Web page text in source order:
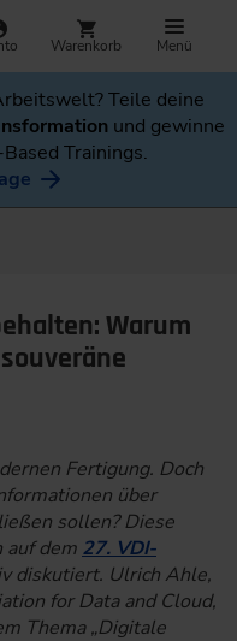
Warenkorb Menü
Teile deine
und gewinne
Trainings.
Warum
Fertigung. Doch
über
sollen? Diese
auf dem 27. VDI-
diskutiert. Ulrich Ahle,
for Data and Cloud,
Thema „Digitale